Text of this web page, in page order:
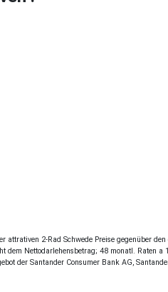
2-Rad Schwede Preise gegenüber
dem Nettodarlehensbetrag; 48 monatl. Raten
der Santander Consumer Bank AG,